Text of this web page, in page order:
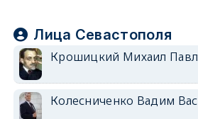
Лица Севастополя
Крошицкий Михаил
Колесниченко Вадим